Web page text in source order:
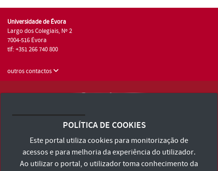
Universidade de Évora
Largo dos Colegiais, Nº 2
7004-516 Évora
tlf: +351 266 740 800
outros contactos
Consulte os Termos e Condições e Política de Privacidade
Declaração de Acessibilidade
POLÍTICA DE COOKIES
Este portal utiliza cookies para monitorização de
acessos e para melhoria da experiência do utilizador.
Ao utilizar o portal, o utilizador toma conhecimento da